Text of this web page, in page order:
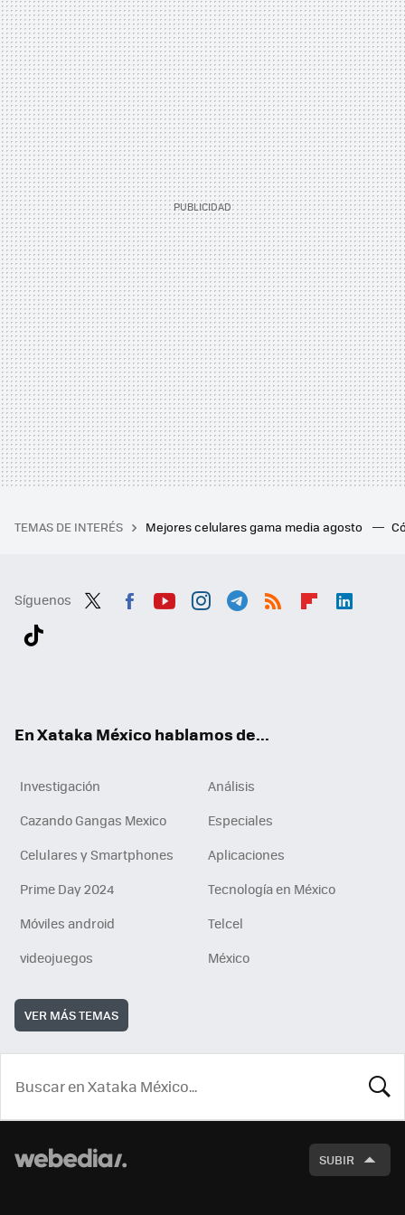
TEMAS DE INTERÉS Mejores celulares gama media agosto
Síguenos
En Xataka México hablamos de...
Investigación
Análisis
Cazando Gangas Mexico
Especiales
Celulares y Smartphones
Aplicaciones
Prime Day 2024
Tecnología en México
Móviles android
Telcel
videojuegos
México
VER MÁS TEMAS
SUBIR